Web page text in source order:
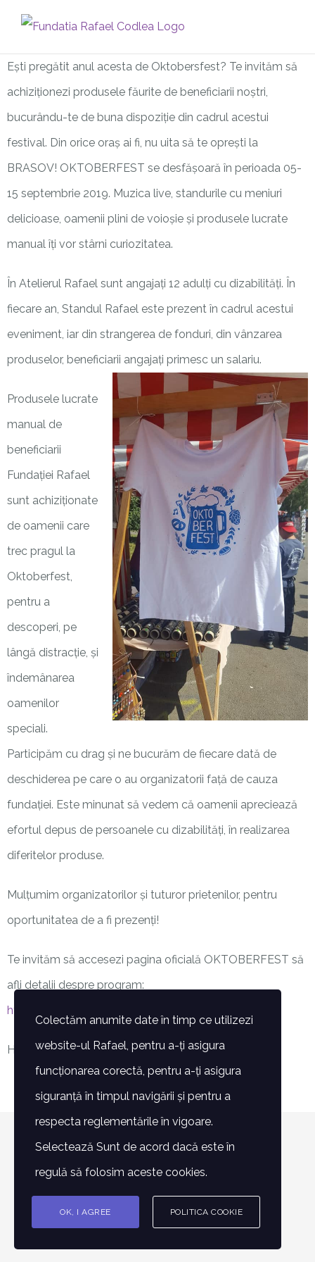
content
Ești pregătit anul acesta de Oktobersfest? Te invităm să
achiziționezi produsele făurite de beneficiarii noștri,
bucurându-te de buna dispoziție din cadrul acestui
festival. Din orice oraș ai fi, nu uita să te oprești la
BRASOV! OKTOBERFEST se desfășoară în perioada 05-
15 septembrie 2019. Muzica live, standurile cu meniuri
delicioase, oamenii plini de voioșie și produsele lucrate
manual îți vor stârni curiozitatea.
În Atelierul Rafael sunt angajați 12 adulți cu dizabilități. În
fiecare an, Standul Rafael este prezent în cadrul acestui
eveniment, iar din strangerea de fonduri, din vânzarea
produselor, beneficiarii angajați primesc un salariu.
Produsele lucrate
manual de
beneficiarii
Fundației Rafael
sunt achiziționate
de oamenii care
trec pragul la
Oktoberfest,
pentru a
descoperi, pe
lângă distracție, și
îndemânarea
oamenilor
speciali.
Participăm cu drag și ne bucurăm de fiecare dată de
deschiderea pe care o au organizatorii față de cauza
fundației. Este minunat să vedem că oamenii apreciează
efortul depus de persoanele cu dizabilități, în realizarea
diferitelor produse.
Mulțumim organizatorilor și tuturor prietenilor, pentru
oportunitatea de a fi prezenți!
Te invităm să accesezi pagina oficială OKTOBERFEST să
afli detalii despre program:
http://www.oktoberfestromania.ro/program-2019
Hai la OKTOBERFEST 2019!
FacebookInstagram
E-
mail:
Phone
Colectăm anumite date în timp ce utilizezi
website-ul Rafael, pentru a-ți asigura
funcționarea corectă, pentru a-ți asigura
siguranță în timpul navigării și pentru a
respecta reglementările în vigoare.
Selectează Sunt de acord dacă este în
regulă să folosim aceste cookies.
OK, I AGREE POLITICA COOKIE